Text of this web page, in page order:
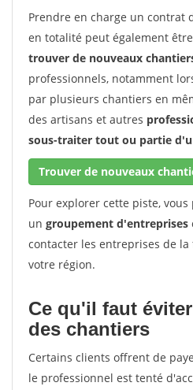
Prendre en charge un contrat
en totalité peut également
trouver de nouveaux
professionnels, notamment
par plusieurs chantiers en
des artisans et autres
sous-traiter tout ou partie
Trouver de nouveaux
Pour explorer cette piste, vous
un groupement d'entreprises
contacter les entreprises de
votre région.
Ce qu'il faut
des chantiers
Certains clients offrent de
le professionnel est tenté